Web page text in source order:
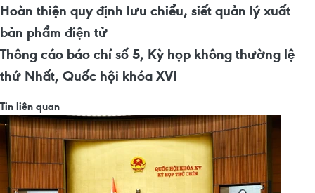
Hoàn thiện quy định lưu chiểu, siết quản lý xuất
bản phẩm điện tử
Thông cáo báo chí số 5, Kỳ họp không thường lệ
thứ Nhất, Quốc hội khóa XVI
Tin liên quan